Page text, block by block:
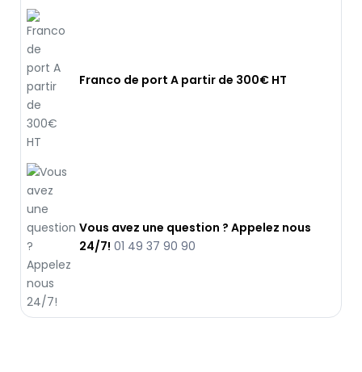
Franco de port A partir de 300€ HT
Vous avez une question ? Appelez nous
24/7! 01 49 37 90 90